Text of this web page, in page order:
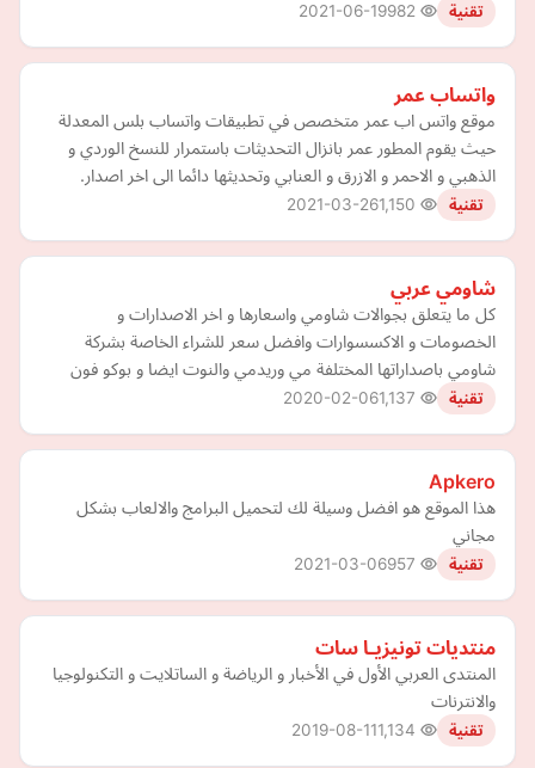
تقنية 2021-06-19
واتساب عمر
موقع واتس اب عمر متخصص في تطبيقات واتساب بلس المعدلة
حيث يقوم المطور عمر بانزال التحديثات باستمرار للنسخ الوردي و
الذهبي و الاحمر و الازرق و العنابي وتحديثها دائما الى اخر اصدار.
تقنية 2021-03-26
شاومي عربي
كل ما يتعلق بجوالات شاومي واسعارها و اخر الاصدارات و
الخصومات و الاكسسوارات وافضل سعر للشراء الخاصة بشركة
شاومي باصداراتها المختلفة مي وريدمي والنوت ايضا و بوكو فون
تقنية 2020-02-06
Apkero
هذا الموقع هو افضل وسيلة لك لتحميل البرامج والالعاب بشكل
مجاني
تقنية 2021-03-06
منتديات تونيزيـا سات
المنتدى العربي الأول في الأخبار و الرياضة و الساتلايت و التكنولوجيا
والانترنات
تقنية 2019-08-11